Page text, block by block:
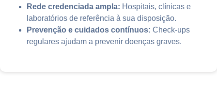
Rede credenciada ampla: Hospitais, clínicas e
laboratórios de referência à sua disposição.
Prevenção e cuidados contínuos: Check-ups
regulares ajudam a prevenir doenças graves.